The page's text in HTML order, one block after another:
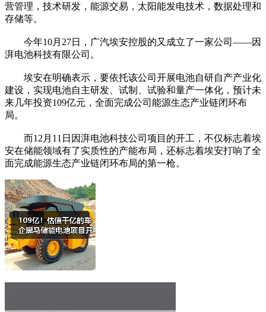
营管理，技术研发，能源交易，太阳能发电技术，数据处理和
存储等。
今年10月27日，广汽埃安控股的又成立了一家公司——因
湃电池科技有限公司。
埃安在明确表示，要依托该公司开展电池自研自产产业化
建设，实现电池自主研发、试制、试验和量产一体化，预计未
来几年投资109亿元，全面完成公司能源生态产业链闭环布
局。
而12月11日因湃电池科技公司项目的开工，不仅标志着埃
安在储能领域有了实质性的产能布局，还标志着埃安打响了全
面完成能源生态产业链闭环布局的第一枪。